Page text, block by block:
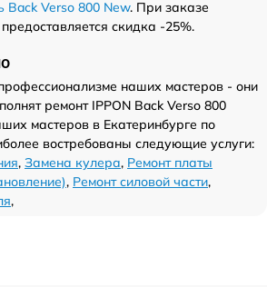
Back Verso 800 New. При заказе
скидка -25%.
наших мастеров - они
ремонт IPPON Back Verso 800
мастеров в Екатеринбурге по
востребованы следующие услуги:
, Замена кулера, Ремонт платы
, Ремонт силовой части,
,